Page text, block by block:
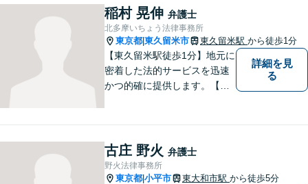
稲村 晃伸 弁護士
北多摩いちょう法律事務所
東京都 東久留米市 東久留米駅 から徒歩1分
【東久留米駅徒歩1分】地元に
密着した法的サービスを迅速
かつ的確に提供します。【当
納得のいく解決を目指して、
全力を尽くします。【法テラ
ス利用可能】
詳細を見
る
古庄 野火 弁護士
野火法律事務所
東京都 小平市 東大和市駅 から徒歩5分